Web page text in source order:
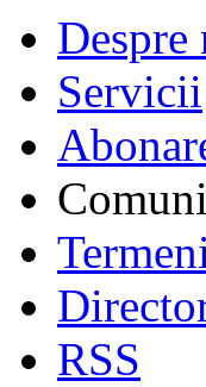
Despre
Servicii
RSS